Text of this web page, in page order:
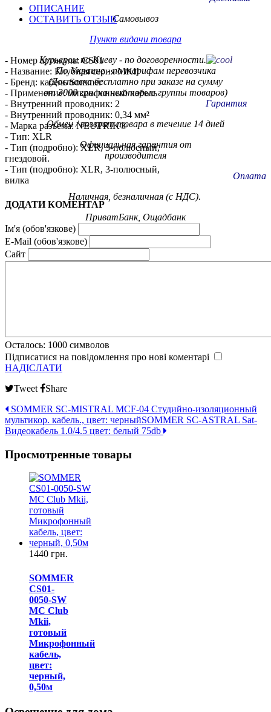
Самовывоз
Пункт видачи товара
Курьером по Киеву - по договоренности.
По Украине - по тарифам перевозчика
(Доставка бесплатно при заказе на сумму
от 3000 грн. на некоторые группы товаров)
Гарантия
Обмен / возврат товара в течение 14 дней
Официальная гарантия от
производителя
Оплата
Наличная, безналичная (с НДС).
ПриватБанк, Ощадбанк
ОПИСАНИЕ
ОСТАВИТЬ ОТЗЫВ
- Номер артикула: CS01
- Название: Клубная серия MKII
- Бренд: кабель Sommer
- Применение: микрофонный кабель
- Внутренний проводник: 2
- Внутренний проводник: 0,34 мм²
- Марка разъема: NEUTRIK®
- Тип: XLR
- Тип (подробно): XLR, 3-полюсный,
гнездовой.
- Тип (подробно): XLR, 3-полюсный,
вилка
ДОДАТИ КОМЕНТАР
Ім'я (обов'язкове)
E-Mail (обов'язкове)
Сайт
Осталось: 1000 символов
Підписатися на повідомлення про нові коментарі
НАДІСЛАТИ
Tweet
Share
SOMMER SC-MISTRAL MCF-04 Студийно-изоляционный
мультикор. кабель., цвет: черныйSOMMER SC-ASTRAL Sat-
Видеокабель 1.0/4.5 цвет: белый 75db
Просмотренные товары
1440 грн.
SOMMER
CS01-
0050-SW
MC Club
Mkii,
готовый
Микрофонный
кабель,
цвет:
черный,
0,50м